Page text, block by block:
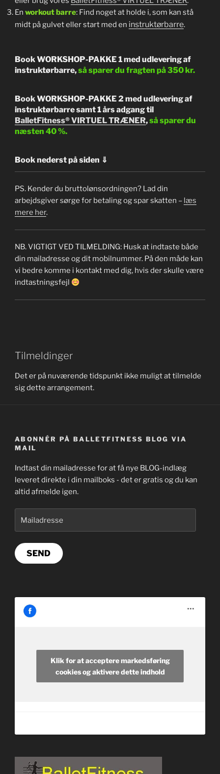
En workout barre: Find noget at holde i, som kan stå
midt på gulvet eller start med en instruktørbarre.
Book WORKSHOP-PAKKE 1 med udlevering af
instruktørbarre,så sparer du fragten på 350 kr.
Book WORKSHOP-PAKKE 2 med udlevering af
instruktørbarre samt 1 års adgang til
BalletFitness® VIRTUEL TRÆNER,så sparer du
næsten 40 %.
Book nederst på siden ⇓
PS. Kender du bruttolønsordningen? Lad din
arbejdsgiver sørge for betaling og spar skatten – læs
mere her.
NB. VIGTIGT VED TILMELDING: Husk at indtaste både
din mailadresse og dit mobilnummer. På den måde kan
vi bedre komme i kontakt med dig, hvis der skulle være
indtastningsfejl
Tilmeldinger
Det er på nuværende tidspunkt ikke muligt at tilmelde
sig dette arrangement.
ABONNÉR PÅ BALLETFITNESS BLOG VIA
MAIL
Indtast din mailadresse for at få nye BLOG-indlæg
leveret direkte i din mailboks - det er gratis og du kan
altid afmelde igen.
SEND
Klik for at acceptere markedsføring
cookies og aktivere dette indhold